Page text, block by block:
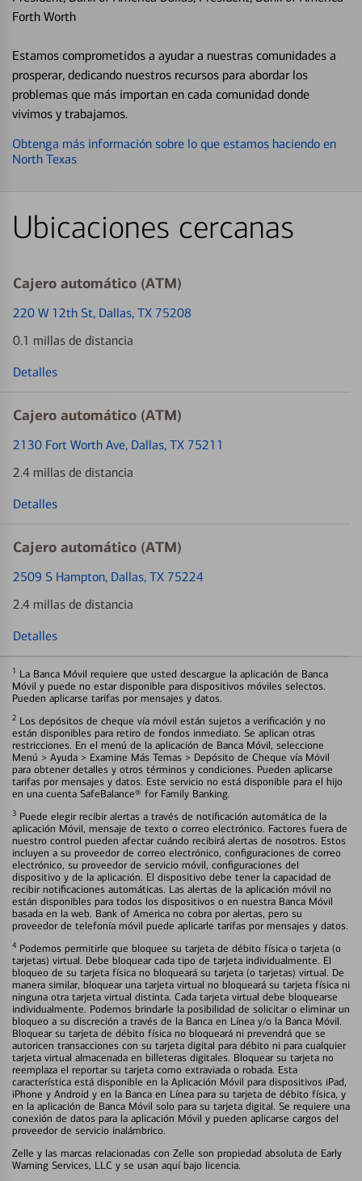
Forth Worth
Estamos comprometidos a ayudar a nuestras comunidades a
prosperar, dedicando nuestros recursos para abordar los
problemas que más importan en cada comunidad donde
vivimos y trabajamos.
Obtenga más información sobre lo que estamos haciendo en
North Texas
Ubicaciones cercanas
Cajero automático (ATM)
220 W 12th St, Dallas, TX 75208
0.1 millas de distancia
Detalles
Cajero automático (ATM)
2130 Fort Worth Ave, Dallas, TX 75211
2.4 millas de distancia
Detalles
Cajero automático (ATM)
2509 S Hampton, Dallas, TX 75224
2.4 millas de distancia
Detalles
1 La Banca Móvil requiere que usted descargue la aplicación de Banca
Móvil y puede no estar disponible para dispositivos móviles selectos.
Pueden aplicarse tarifas por mensajes y datos.
2 Los depósitos de cheque vía móvil están sujetos a verificación y no
están disponibles para retiro de fondos inmediato. Se aplican otras
restricciones. En el menú de la aplicación de Banca Móvil, seleccione
Menú > Ayuda > Examine Más Temas > Depósito de Cheque vía Móvil
para obtener detalles y otros términos y condiciones. Pueden aplicarse
tarifas por mensajes y datos. Este servicio no está disponible para el hijo
en una cuenta SafeBalance® for Family Banking.
3 Puede elegir recibir alertas a través de notificación automática de la
aplicación Móvil, mensaje de texto o correo electrónico. Factores fuera de
nuestro control pueden afectar cuándo recibirá alertas de nosotros. Estos
incluyen a su proveedor de correo electrónico, configuraciones de correo
electrónico, su proveedor de servicio móvil, configuraciones del
dispositivo y de la aplicación. El dispositivo debe tener la capacidad de
recibir notificaciones automáticas. Las alertas de la aplicación móvil no
están disponibles para todos los dispositivos o en nuestra Banca Móvil
basada en la web. Bank of America no cobra por alertas, pero su
proveedor de telefonía móvil puede aplicarle tarifas por mensajes y datos.
4 Podemos permitirle que bloquee su tarjeta de débito física o tarjeta (o
tarjetas) virtual. Debe bloquear cada tipo de tarjeta individualmente. El
bloqueo de su tarjeta física no bloqueará su tarjeta (o tarjetas) virtual. De
manera similar, bloquear una tarjeta virtual no bloqueará su tarjeta física ni
ninguna otra tarjeta virtual distinta. Cada tarjeta virtual debe bloquearse
individualmente. Podemos brindarle la posibilidad de solicitar o eliminar un
bloqueo a su discreción a través de la Banca en Línea y/o la Banca Móvil.
Bloquear su tarjeta de débito física no bloqueará ni prevendrá que se
autoricen transacciones con su tarjeta digital para débito ni para cualquier
tarjeta virtual almacenada en billeteras digitales. Bloquear su tarjeta no
reemplaza el reportar su tarjeta como extraviada o robada. Esta
característica está disponible en la Aplicación Móvil para dispositivos iPad,
iPhone y Android y en la Banca en Línea para su tarjeta de débito física, y
en la aplicación de Banca Móvil solo para su tarjeta digital. Se requiere una
conexión de datos para la aplicación Móvil y pueden aplicarse cargos del
proveedor de servicio inalámbrico.
Zelle y las marcas relacionadas con Zelle son propiedad absoluta de Early
Warning Services, LLC y se usan aquí bajo licencia.